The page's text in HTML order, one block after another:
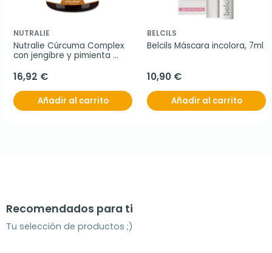
NUTRALIE
Nutralie Cúrcuma Complex
con jengibre y pimienta
16,92 €
Añadir al carrito
BELCILS
Belcils Máscara incolora, 7ml
10,90 €
Añadir al carrito
Recomendados para ti
Tu selección de productos ;)